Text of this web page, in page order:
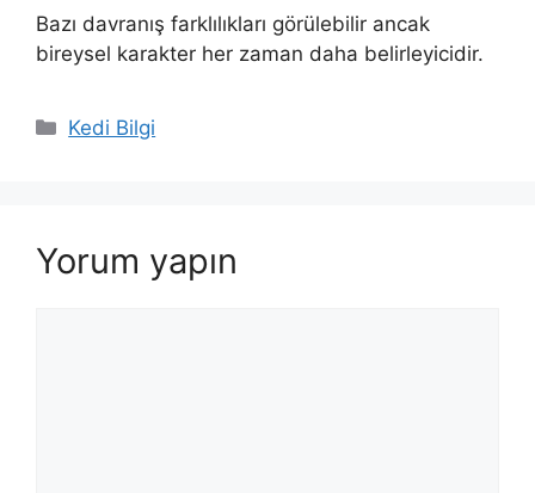
Bazı davranış farklılıkları görülebilir ancak
bireysel karakter her zaman daha belirleyicidir.
Kategoriler
Kedi Bilgi
Yorum yapın